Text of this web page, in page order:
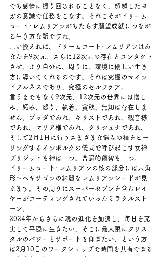
でも感情に振り回されることなく、超越したヨ
ガの意識で任務をこなす。それこそがドリーム
コート･レムリアンがもたらす願望成就につなが
る生き方な訳ですね。
言い換えれば、ドリームコート･レムリアンはあ
なたを9次元、さらに12次元の存在とコンタクト
させ、より自分に、周りに、環境に優しい生き
方に導いてくれるのです。それは究極のマイン
ドフルネスであり、究極のセルフケア。
言うまでもなく9次元、12次元の世界には憎し
み、妬み、怒り、執着、貪欲、無知は存在しま
せん。ブッダであれ、キリストであれ、観音様
であれ、マリア様であれ、クリシュナであれ、
そして2月1日に行うさまざまな悩みの種をヒー
リングするインボルクの儀式で呼び起こす女神
ブリジットも神は一つ。普遍的叡智も一つ。
ドリームコート･レムリアンの核の部分には六角
形～ヘキサゴンの綺麗なレムリアンシードが見
えます。その周りにスーパーセブンを含むレイ
ヤーがコーティングされていったミラクルスト
ーン。
2024年からさらに魂の進化を加速し、毎日を充
実して平穏に生きたい、そこに最大限にクリス
タルのパワーとサポートを仰ぎたい、という方
は2月10日のワークショップで時間を共有できる